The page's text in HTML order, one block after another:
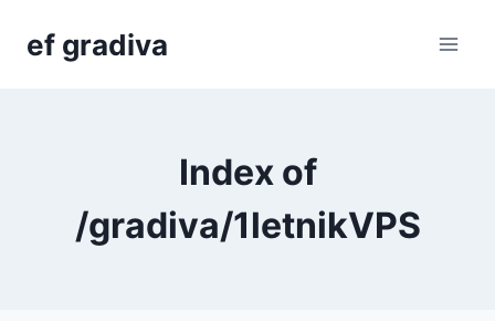
ef gradiva
Index of
/gradiva/1letnikVPS